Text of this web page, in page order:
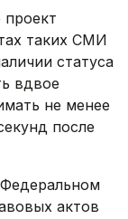
таких СМИ
статуса
вдвое
не менее
после
актов